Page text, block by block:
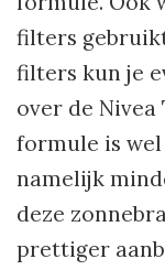
filters
filters kun je
over de Nivea
formule is
namelijk
deze
prettiger